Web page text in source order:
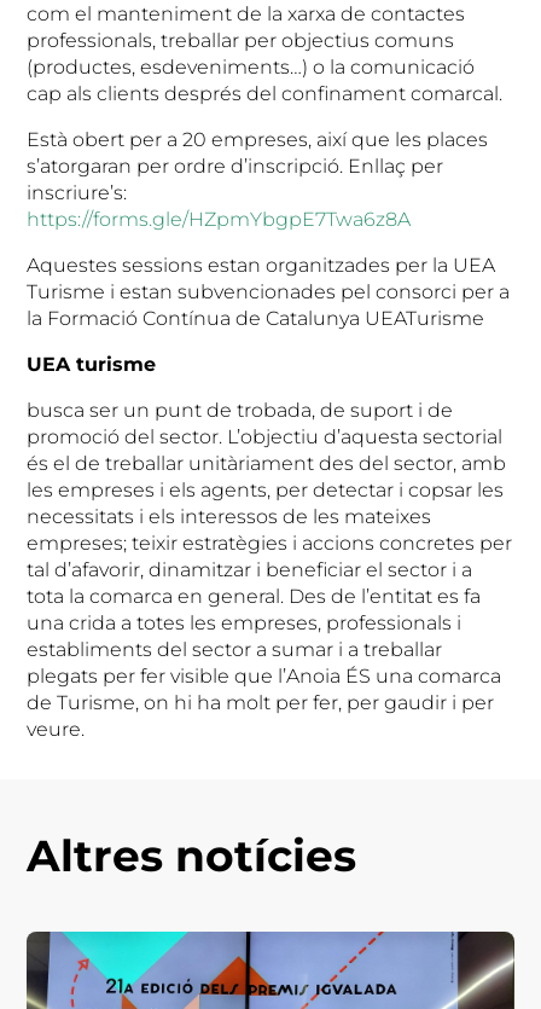
com el manteniment de la xarxa de contactes
professionals, treballar per objectius comuns
(productes, esdeveniments…) o la comunicació
cap als clients després del confinament comarcal.
Està obert per a 20 empreses, així que les places
s’atorgaran per ordre d’inscripció. Enllaç per
inscriure’s:
https://forms.gle/HZpmYbgpE7Twa6z8A
Aquestes sessions estan organitzades per la UEA
Turisme i estan subvencionades pel consorci per a
la Formació Contínua de Catalunya UEATurisme
UEA turisme
busca ser un punt de trobada, de suport i de
promoció del sector. L’objectiu d’aquesta sectorial
és el de treballar unitàriament des del sector, amb
les empreses i els agents, per detectar i copsar les
necessitats i els interessos de les mateixes
empreses; teixir estratègies i accions concretes per
tal d’afavorir, dinamitzar i beneficiar el sector i a
tota la comarca en general. Des de l’entitat es fa
una crida a totes les empreses, professionals i
establiments del sector a sumar i a treballar
plegats per fer visible que l’Anoia ÉS una comarca
de Turisme, on hi ha molt per fer, per gaudir i per
veure.
Altres notícies